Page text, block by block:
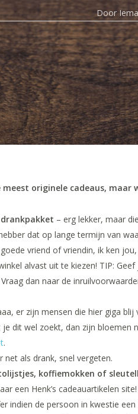
Door
originele cadeaus,
– erg lekker, maar
dat op lange termijn van
vriend of vriendin, ik ken
alvast uit te kiezen! TIP:
dan naar de
er zijn mensen die hier giga
je dit wel zoekt, dan zijn
.
net als drank, snel vergeten.
koffiemokken of
een Henk’s cadeauartikelen site!
indien de persoon in kwestie